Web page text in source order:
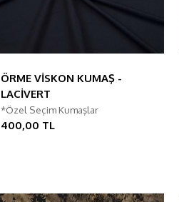
ÖRME VİSKON KUMAŞ -
LACİVERT
*Özel Seçim Kumaşlar
400,00 TL